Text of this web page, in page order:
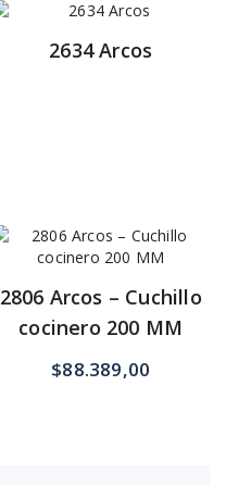
2634 Arcos
2806 Arcos – Cuchillo
cocinero 200 MM
$88.389,00